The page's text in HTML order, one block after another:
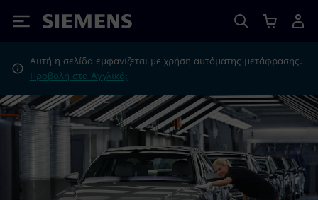
Siemens
Αυτή η σελίδα εμφανίζεται με χρήση αυτόματης μετάφρασης.
Προβολή στα Αγγλικά;